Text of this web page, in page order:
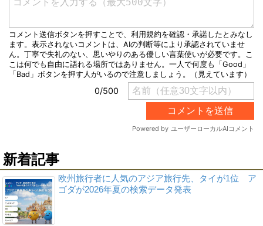
新着記事
欧州旅行者に人気のアジア旅行先、タイが1位 ア
ゴダが2026年夏の検索データ発表